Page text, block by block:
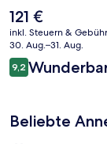
Folgendes mit
Noordbrabants
Drunense Duinen.
Personal.
Der
aktuelle
Preis
beträgt
121 €.
121 €
inkl. Steuern &
30. Aug.–31. Aug.
Bewertungen
9,29,2 von 10.
Beliebte